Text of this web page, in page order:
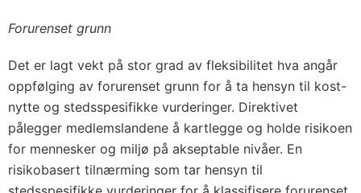
Forurenset grunn
Det er lagt vekt på stor grad av fleksibilitet hva angår
oppfølging av forurenset grunn for å ta hensyn til kost-
nytte og stedsspesifikke vurderinger. Direktivet
pålegger medlemslandene å kartlegge og holde risikoen
for mennesker og miljø på akseptable nivåer. En
risikobasert tilnærming som tar hensyn til